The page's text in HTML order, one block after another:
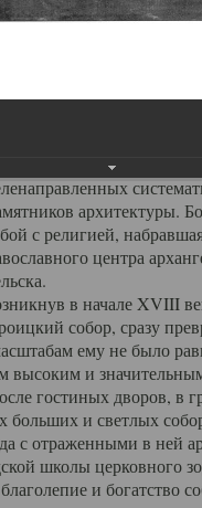
собор Архангельска
говорить, что
архитектуры.
с религией,
центра
начале XVIII века в
собор, сразу
ему не было
высоким и
гостиных дворов, в
и светлых
с отраженными в ней
школы церковного
и богатство